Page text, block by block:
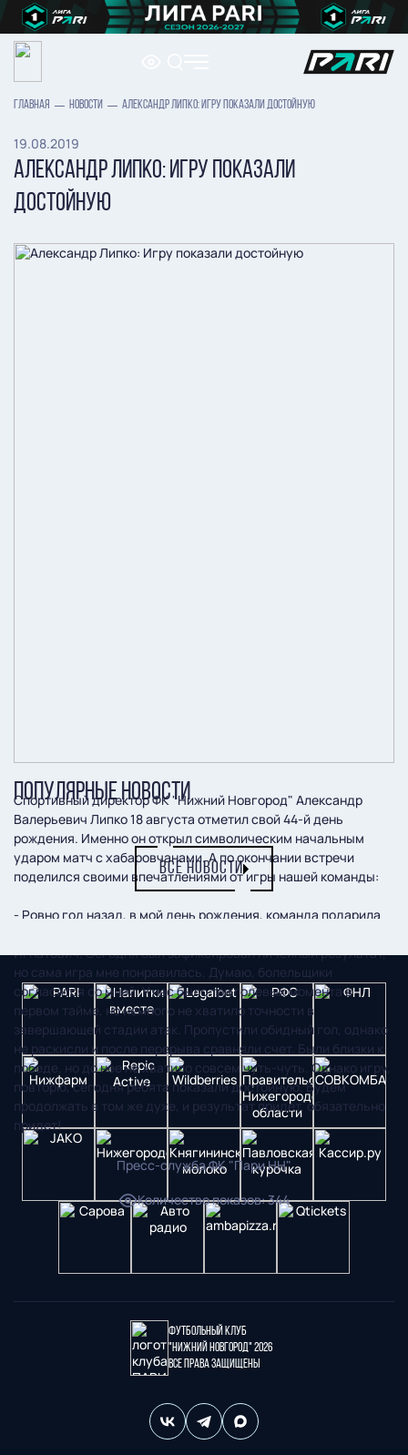
ГЛАВНАЯ НОВОСТИ АЛЕКСАНДР ЛИПКО: ИГРУ ПОКАЗАЛИ ДОСТОЙНУЮ
19.08.2019
АЛЕКСАНДР ЛИПКО: ИГРУ ПОКАЗАЛИ
ДОСТОЙНУЮ
Спортивный директор ФК "Нижний Новгород" Александр
Валерьевич Липко 18 августа отметил свой 44-й день
рождения. Именно он открыл символическим начальным
ударом матч с хабаровчанами. А по окончании встречи
поделился своими впечатлениями от игры нашей команды:
- Ровно год назад, в мой день рождения, команда подарила
Игнатович. Сегодня был зафиксирован ничейный результат,
но сама игра мне понравилась. Думаю, болельщики
согласятся со мной. У нас было три голевых момента в
первом тайме, но немного не хватило точности в
завершающей стадии атак. Пропустили обидный гол, однако
не раскисли и после перерыва сравняли счет. Были близки к
победе, но до нее не хватило совсем чуть-чуть. Однако игру,
повторю, сегодня ребята показали достойную. Будем
продолжать в том же духе, и результат придет, обязательно
придет!
Пресс-служба ФК "Пари НН"
Количество показов:344
ПОПУЛЯРНЫЕ НОВОСТИ
ВСЕ НОВОСТИ
Футбольный клуб
"Нижний Новгород" 2026
Все права защищены